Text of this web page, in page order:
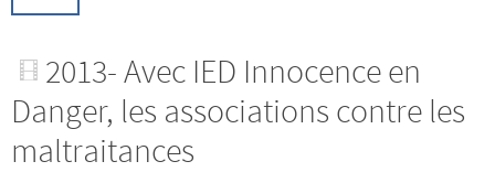
2013- Avec IED Innocence en
Danger, les associations contre les
maltraitances